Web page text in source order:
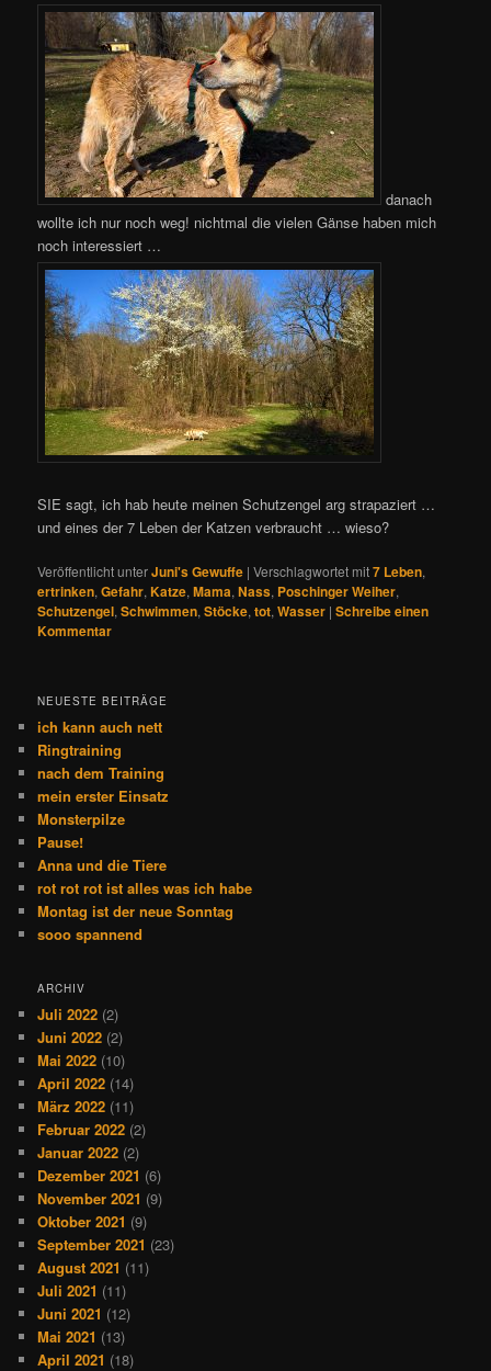
danach
wollte ich nur noch weg! nichtmal die vielen Gänse haben mich
noch interessiert …
SIE sagt, ich hab heute meinen Schutzengel arg strapaziert …
und eines der 7 Leben der Katzen verbraucht … wieso?
Veröffentlicht unterJuni's Gewuffe |Verschlagwortet mit7 Leben,
ertrinken,Gefahr,Katze,Mama,Nass, Poschinger Weiher,
Schutzengel,Schwimmen,Stöcke,tot,Wasser |Schreibe einen
Kommentar
NEUESTE BEITRÄGE
ich kann auch nett
Ringtraining
nach dem Training
mein erster Einsatz
Monsterpilze
Pause!
Anna und die Tiere
rot rot rot ist alles was ich habe
Montag ist der neue Sonntag
sooo spannend
ARCHIV
Juli 2022 (2)
Juni 2022 (2)
Mai 2022 (10)
April 2022 (14)
März 2022 (11)
Februar 2022 (2)
Januar 2022 (2)
Dezember 2021 (6)
November 2021 (9)
Oktober 2021 (9)
September 2021 (23)
August 2021 (11)
Juli 2021 (11)
Juni 2021 (12)
Mai 2021 (13)
April 2021 (18)